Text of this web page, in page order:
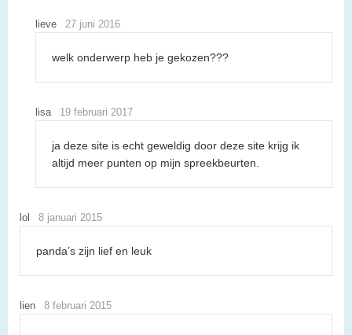
lieve 27 juni 2016
welk onderwerp heb je gekozen???
lisa 19 februari 2017
ja deze site is echt geweldig door deze site krijg ik
altijd meer punten op mijn spreekbeurten.
lol 8 januari 2015
panda’s zijn lief en leuk
lien 8 februari 2015